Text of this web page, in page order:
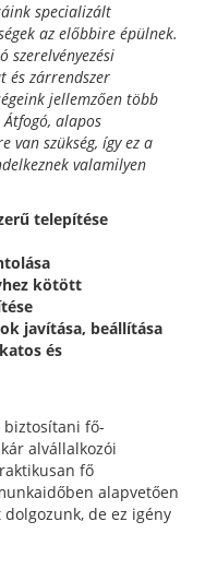
specializált
az előbbire épülnek.
szerelvényezési
és zárrendszer
jellemzően több
alapos
van szükség, így ez a
valamilyen
telepítése
kötött
javítása, beállítása
és
biztosítani fő-
alvállalkozói
fő
alapvetően
de ez igény